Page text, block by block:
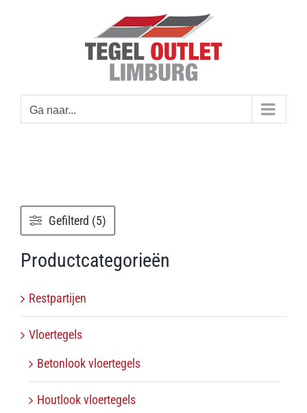
Ga naar...
Gefilterd (5)
Productcategorieën
Restpartijen
Vloertegels
Betonlook vloertegels
Houtlook vloertegels